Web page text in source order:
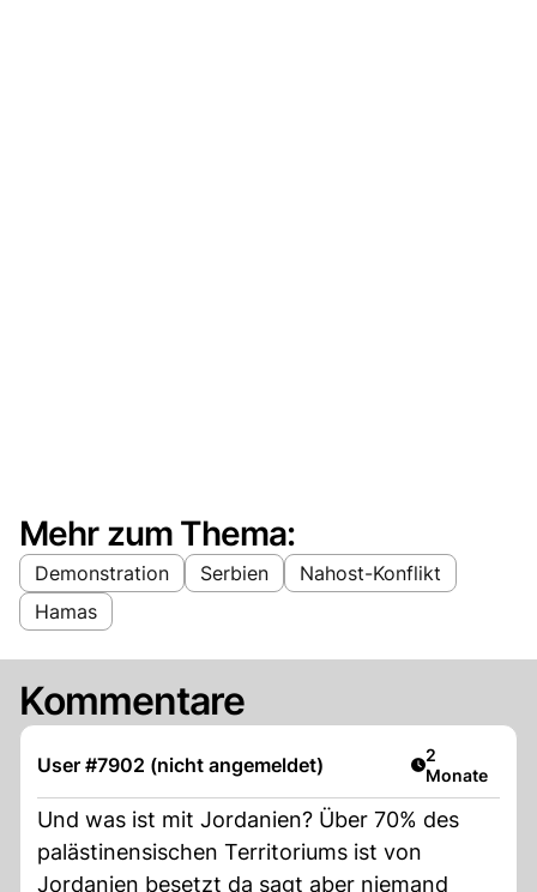
Mehr zum Thema:
Demonstration Serbien
Nahost-Konflikt
Hamas
Kommentare
User #7902 (nicht angemeldet) Artikel
2
Monate
Und was ist mit Jordanien? Über 70% des
palästinensischen Territoriums ist von
Jordanien besetzt da sagt aber niemand